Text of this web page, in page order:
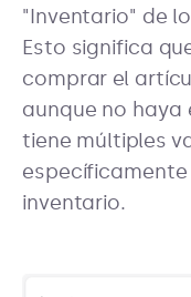
"Inventario" de
Esto significa
comprar el
aunque no haya
tiene múltiples
inventario.